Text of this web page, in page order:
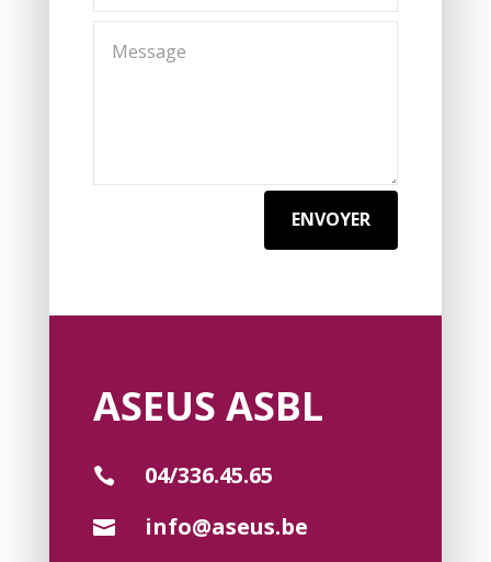
ENVOYER
ASEUS ASBL
 04/336.45.65
 info@aseus.be